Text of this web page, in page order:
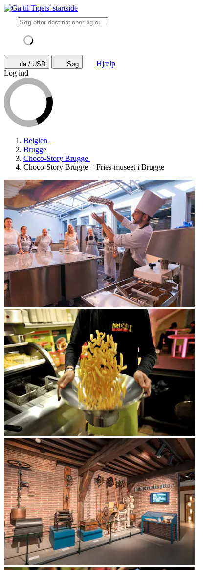
da / USD Søg
Hjælp
Log ind
Belgien
Brugge
Choco-Story Brugge
Choco-Story Brugge + Fries-museet i Brugge